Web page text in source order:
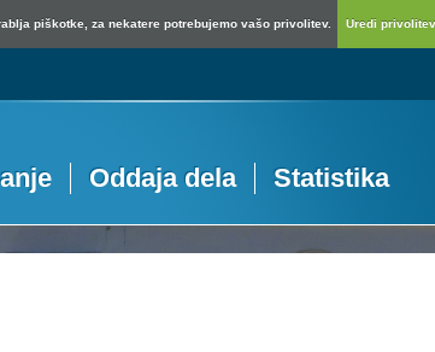
piškotke, za nekatere potrebujemo vašo privolitev. Uredi
Oddaja dela Statistika